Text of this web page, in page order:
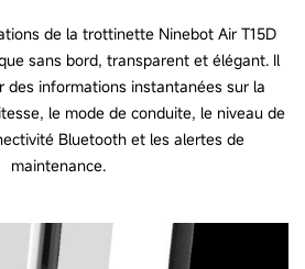
de la trottinette Ninebot Air T15D
sans bord, transparent et élégant. Il
des informations instantanées sur la
le mode de conduite, le niveau de
Bluetooth et les alertes de
maintenance.